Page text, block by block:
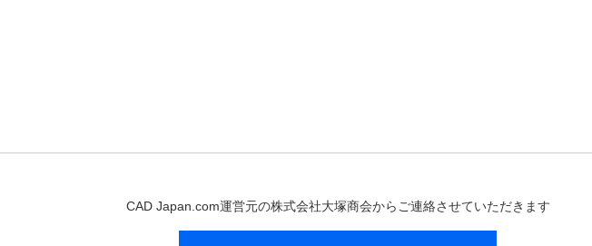
CAD Japan.com運営元の株式会社大塚商会からご連絡させていただきます